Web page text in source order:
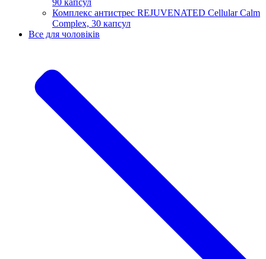
Комплекс антистрес REJUVENATED Cellular Calm
Complex, 30 капсул
Все для чоловіків